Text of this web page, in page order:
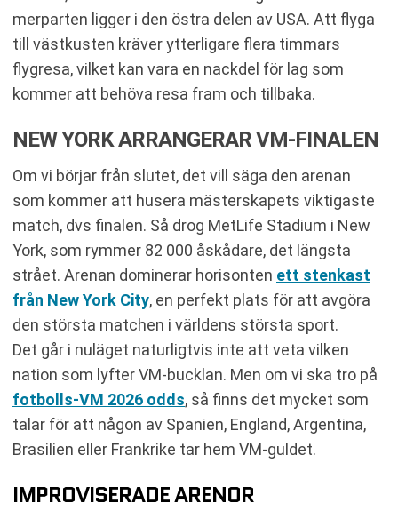
merparten ligger i den östra delen av USA. Att flyga
till västkusten kräver ytterligare flera timmars
flygresa, vilket kan vara en nackdel för lag som
kommer att behöva resa fram och tillbaka.
NEW YORK ARRANGERAR VM-FINALEN
Om vi börjar från slutet, det vill säga den arenan
som kommer att husera mästerskapets viktigaste
match, dvs finalen. Så drog MetLife Stadium i New
York, som rymmer 82 000 åskådare, det längsta
strået. Arenan dominerar horisonten ett stenkast
från New York City, en perfekt plats för att avgöra
den största matchen i världens största sport.
Det går i nuläget naturligtvis inte att veta vilken
nation som lyfter VM-bucklan. Men om vi ska tro på
fotbolls-VM 2026 odds, så finns det mycket som
talar för att någon av Spanien, England, Argentina,
Brasilien eller Frankrike tar hem VM-guldet.
IMPROVISERADE ARENOR